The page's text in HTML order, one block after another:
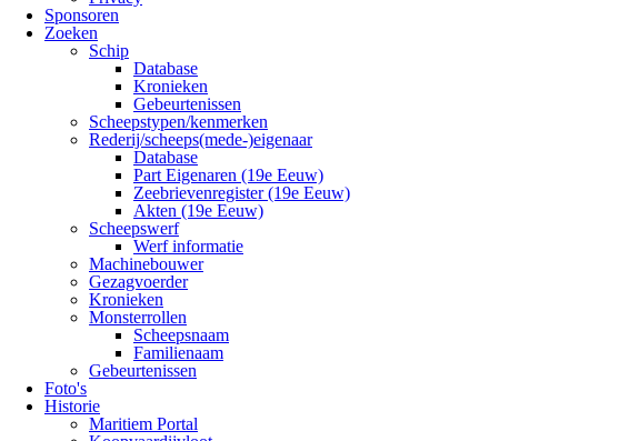
Sponsoren
Zoeken
Schip
Database
Kronieken
Gebeurtenissen
Scheepstypen/kenmerken
Rederij/scheeps(mede-)eigenaar
Database
Part Eigenaren (19e Eeuw)
Zeebrievenregister (19e Eeuw)
Akten (19e Eeuw)
Scheepswerf
Werf informatie
Machinebouwer
Gezagvoerder
Kronieken
Monsterrollen
Scheepsnaam
Familienaam
Gebeurtenissen
Foto's
Historie
Maritiem Portal